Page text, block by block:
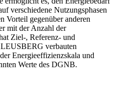
verschiedene Nutzungsphasen
Vorteil gegenüber anderen
mit der Anzahl der
Ziel-, Referenz- und
verbauten
Energieeffizienzskala und
Werte des DGNB.